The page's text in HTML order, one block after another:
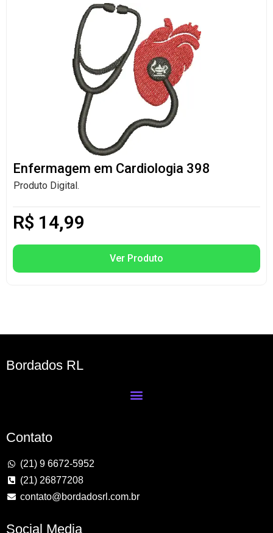
Enfermagem em Cardiologia 398
Produto Digital.
R$ 14,99
Ver Produto
Bordados RL
Contato
(21) 9 6672-5952
(21) 26877208
contato@bordadosrl.com.br
Social Media